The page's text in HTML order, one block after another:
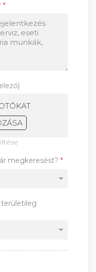
*
megkeresést? *
területileg